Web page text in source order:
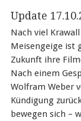
Update
Nach viel
Meisengeige ist
Zukunft ihre
Nach einem
Wolfram Weber
Kündigung
bewegen sich –